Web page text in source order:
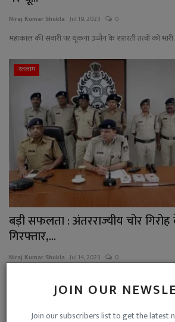
JOIN OUR
Join our subscribers list to get the latest
Niraj Kumar Shukla Jul 19, 2023 0
महाकाल की सवारी पर थूकना उज्जैन के शरारती तत्वों को
रतलाम
बड़ी सफलता : अंतरराज्यीय चोर
गिरफ्तार,...
Niraj Kumar Shukla Jul 14, 2023 0